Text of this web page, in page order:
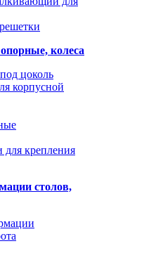
колеса
цоколь
корпусной
крепления
столов,